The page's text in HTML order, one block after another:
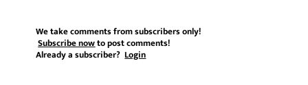
We take comments from subscribers only!
Subscribe nowto post comments!
Already a subscriber?Login